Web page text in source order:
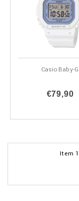
Casio Baby-G
€79,90
Item